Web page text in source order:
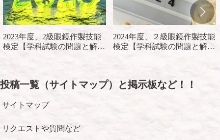
2023年度、2級眼鏡作製技能
検定【学科試験の問題と解
2024年度、２級眼鏡作製技能
検定【学科試験の問題と解
投稿一覧（サイトマップ）と掲示板など！！
サイトマップ
リクエストや質問など